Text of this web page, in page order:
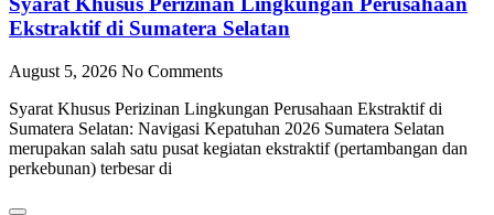
Ekstraktif di Sumatera Selatan
August 5, 2026 No Comments
Syarat Khusus Perizinan Lingkungan Perusahaan Ekstraktif di
Sumatera Selatan: Navigasi Kepatuhan 2026 Sumatera Selatan
merupakan salah satu pusat kegiatan ekstraktif (pertambangan dan
perkebunan) terbesar di